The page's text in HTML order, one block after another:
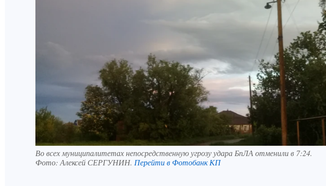
Во всех муниципалитетах непосредственную угрозу удара БпЛА отменили в 7:24.
Фото: Алексей СЕРГУНИН. Перейти в Фотобанк КП